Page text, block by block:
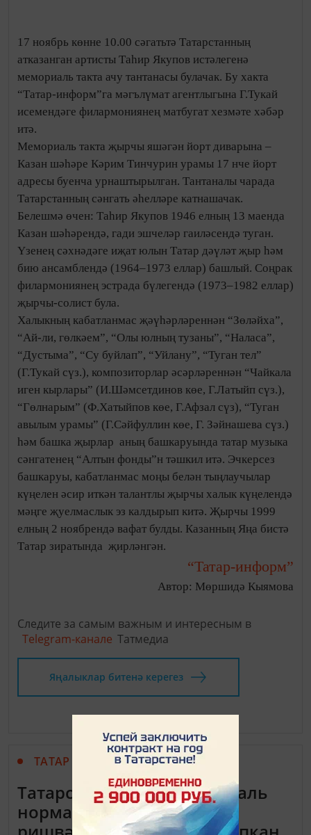
17 ноябрь көнне 10.00 сәгатьтә Татарстанның
атказанган артисты Таһир Якупов истәлегенә
мемориаль такта ачу тантанасы булачак. Бу хакта
“Татар-информ”га мәгълүмат агентлыгына Г.Тукай
исемендәге филармониянең матбугат хезмәте хәбәр
итә.
Мемориаль такта җырчы яшәгән йорт диварына –
Казан шәһәре Кәрим Тинчурин урамы 17 нче йорт
адресы буенча урнаштырылган. Тантаналы чарада
Татарстанның сәнгать әһелләре катнашачак.
Белешмә өчен: Таһир Якупов 1946 елның 13 маенда
Казан шәһәрендә, гади эшчеләр гаиләсендә туган.
Үзенең сәхнәдәге иҗат юлын Татар дәүләт җыр һәм
бию ансамблендә (1964–1973 еллар) башлый. Соңрак
филармониянең эстрада бүлегендә (1973–1982 еллар)
җырчы-солист була.
Халыкның кабатланмас җәүһәрләреннән “Зөләйха”,
“Ай-ли, гөлкәем”, “Олы юлның тузаны”, “Наласа”,
“Дустыма”, “Су буйлап”, “Уйлану”, “Туган тел”
(Г.Тукай сүз.), композиторлар әсәрләреннән “Чайкала
иген кырлары” (И.Шәмсетдинов көе, Г.Латыйп сүз.),
“Гөлнарым” (Ф.Хатыйпов көе, Г.Афзал сүз), “Туган
авылым урамы” (Г.Сәйфуллин көе, Г. Зәйнашева сүз.)
һәм башка җырлар аның башкаруында татар музыка
сәнгатенең “Алтын фонды”н тәшкил итә. Эчкерсез
башкаруы, кабатланмас моңы белән тыңлаучылар
күңелен әсир иткән талантлы җырчы халык күңелендә
мәңге җуелмаслык эз калдырып китә. Җырчы 1999
елның 2 ноябрендә вафат булды. Казанның Яңа бистә
Татар зиратында җирләнгән.
“Татар-информ”
Автор: Мөршидә Кыямова
Следите за самым важным и интересным в
Telegram-канале Татмедиа
Яңалыклар битенә керегез
ТАТАР МАТБУГАТЫ
Татарстанда 349 муниципаль
норматив-хокукый актта